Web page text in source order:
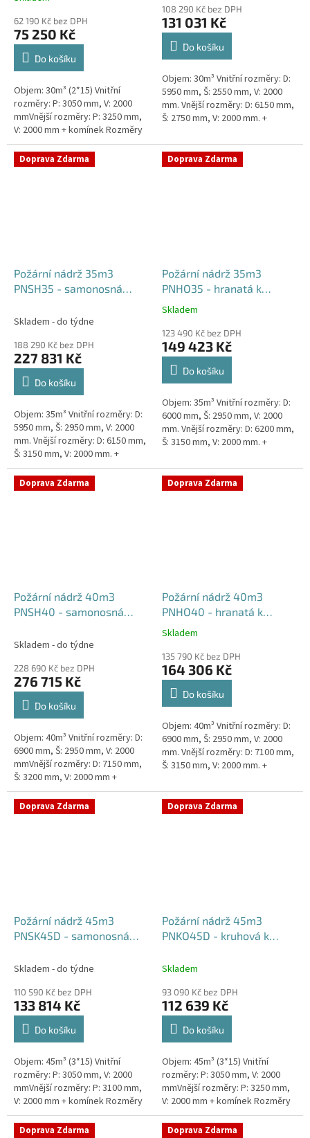
62 190 Kč bez DPH
75 250 Kč
Do košíku
Objem: 30m³ (2*15) Vnitřní
rozměry: P: 3050 mm, V: 2000
mmVnější rozměry: P: 3250 mm,
V: 2000 mm + komínek Rozměry
nádrže možno jakkoliv upravit -
vyrobíme nádrž na...
produktu
je
5,0
hvězdiček.
108 290 Kč bez DPH
131 031 Kč
Do košíku
Objem: 30m³ Vnitřní rozměry: D:
5950 mm, Š: 2550 mm, V: 2000
mm. Vnější rozměry: D: 6150 mm,
Š: 2750 mm, V: 2000 mm. +
týdny od objednávky....
Doprava Zdarma
Požární nádrž 35m3
PNSH35 - samonosná
Skladem - do týdne
188 290 Kč bez DPH
227 831 Kč
Do košíku
Objem: 35m³ Vnitřní rozměry: D:
5950 mm, Š: 2950 mm, V: 2000
mm. Vnější rozměry: D: 6150 mm,
Š: 3150 mm, V: 2000 mm. +
komínek. Běžná doba dodání 2-3
týdny od objednávky....
Doprava Zdarma
Požární nádrž 35m3
PNHO35 - hranatá k
obetonování
Průměrné
produktu
je
5,0
hvězdiček.
Skladem
123 490 Kč bez DPH
149 423 Kč
Do košíku
Objem: 35m³ Vnitřní rozměry: D:
6000 mm, Š: 2950 mm, V: 2000
mm. Vnější rozměry: D: 6200 mm,
Š: 3150 mm, V: 2000 mm. +
týdny od objednávky....
Doprava Zdarma
Požární nádrž 40m3
PNSH40 - samonosná
Skladem - do týdne
228 690 Kč bez DPH
276 715 Kč
Do košíku
Objem: 40m³ Vnitřní rozměry: D:
6900 mm, Š: 2950 mm, V: 2000
mmVnější rozměry: D: 7150 mm,
Š: 3200 mm, V: 2000 mm +
komínek Běžná doba dodání 2-3
týdny od objednávky. Rozměry...
Doprava Zdarma
Požární nádrž 40m3
PNHO40 - hranatá k
obetonování
Průměrné
produktu
je
5,0
hvězdiček.
Skladem
135 790 Kč bez DPH
164 306 Kč
Do košíku
Objem: 40m³ Vnitřní rozměry: D:
6900 mm, Š: 2950 mm, V: 2000
mm. Vnější rozměry: D: 7100 mm,
Š: 3150 mm, V: 2000 mm. +
týdny od objednávky....
Doprava Zdarma
Požární nádrž 45m3
PNSK45D - samonosná
Skladem - do týdne
110 590 Kč bez DPH
133 814 Kč
Do košíku
Objem: 45m³ (3*15) Vnitřní
rozměry: P: 3050 mm, V: 2000
mmVnější rozměry: P: 3100 mm,
V: 2000 mm + komínek Rozměry
nádrže možno jakkoliv upravit -
vyrobíme nádrž na...
Doprava Zdarma
Požární nádrž 45m3
PNKO45D - kruhová k
Skladem
93 090 Kč bez DPH
112 639 Kč
Do košíku
Objem: 45m³ (3*15) Vnitřní
rozměry: P: 3050 mm, V: 2000
mmVnější rozměry: P: 3250 mm,
V: 2000 mm + komínek Rozměry
nádrže možno jakkoliv upravit -
vyrobíme nádrž na...
Doprava Zdarma Doprava Zdarma